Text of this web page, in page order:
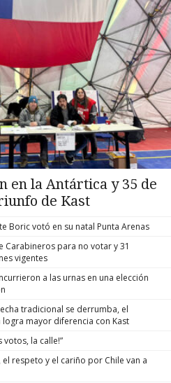
en la Antártica y 35 de
de Kast
Boric votó en su natal Punta Arenas
Carabineros para no votar y 31
vigentes
a las urnas en una elección
tradicional se derrumba, el
logra mayor diferencia con Kast
votos, la calle!”
respeto y el cariño por Chile van a